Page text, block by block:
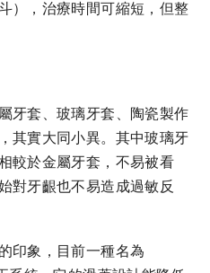
），治療時間可縮短，但整
牙套、玻璃牙套、陶瓷製作
其實大同小異。其中玻璃牙
較於金屬牙套，不易被看
對牙齦也不易造成過敏反
印象，目前一種名為